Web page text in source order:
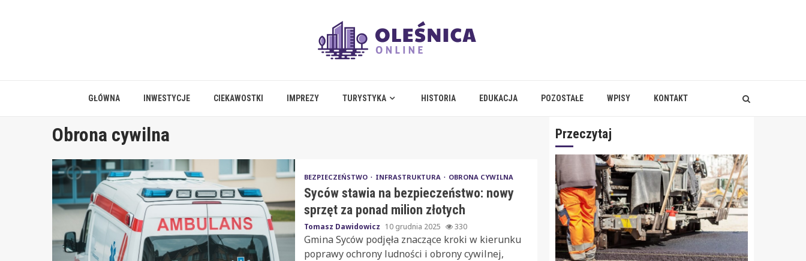
GŁÓWNA INWESTYCJE CIEKAWOSTKI IMPREZY TURYSTYKA HISTORIA EDUKACJA POZOSTAŁE WPISY KONTAKT
Obrona cywilna
BEZPIECZEŃSTWO INFRASTRUKTURA OBRONA CYWILNA
Syców stawia na bezpieczeństwo: nowy
sprzęt za ponad milion złotych
Tomasz Dawidowicz 10 grudnia 2025 330
Gmina Syców podjęła znaczące kroki w kierunku
poprawy ochrony ludności i obrony cywilnej,
Przeczytaj